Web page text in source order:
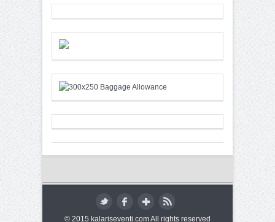
© 2015 kalariseventi.com All rights reserved